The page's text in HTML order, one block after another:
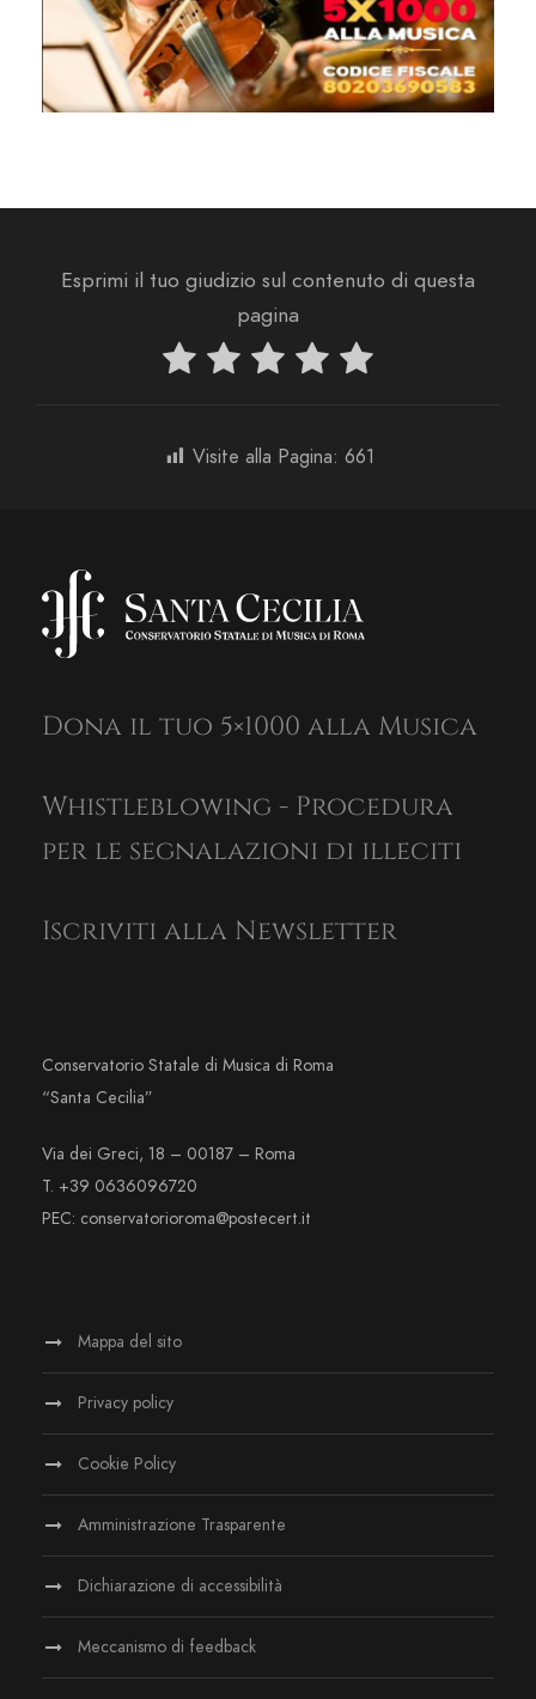
Esprimi il tuo giudizio sul contenuto di questa
pagina
Visite alla Pagina: 661
Dona il tuo 5×1000 alla Musica
Whistleblowing - Procedura
per le segnalazioni di illeciti
Iscriviti alla Newsletter
Conservatorio Statale di Musica di Roma
“Santa Cecilia”
Via dei Greci, 18 – 00187 – Roma
T. +39 0636096720
PEC: conservatorioroma@postecert.it
Mappa del sito
Privacy policy
Cookie Policy
Amministrazione Trasparente
Dichiarazione di accessibilità
Meccanismo di feedback